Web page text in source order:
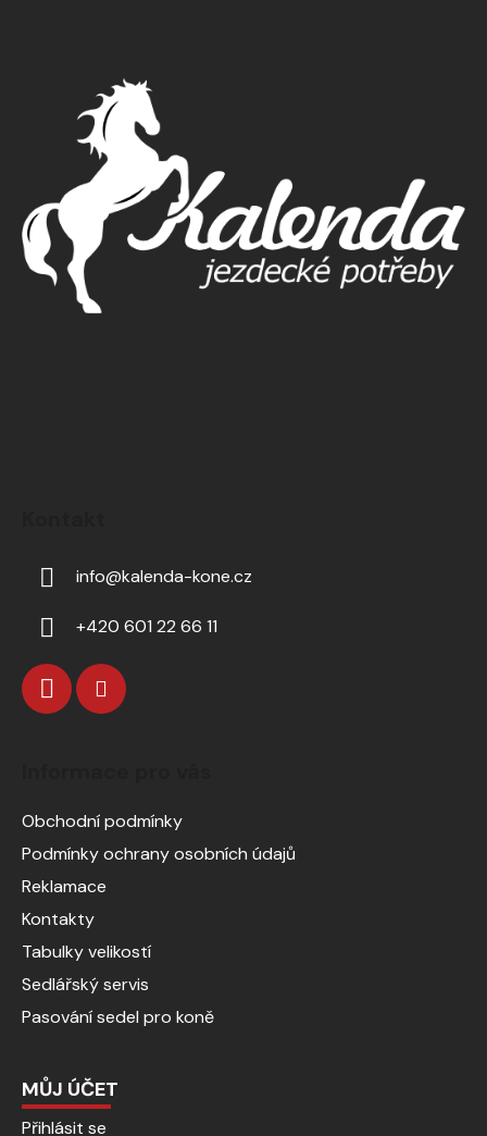
info@kalenda-kone.cz
+420 601 22 66 11
Obchodní podmínky
Podmínky ochrany osobních údajů
Reklamace
Kontakty
Tabulky velikostí
Sedlářský servis
Pasování sedel pro koně
MŮJ ÚČET
Přihlásit se